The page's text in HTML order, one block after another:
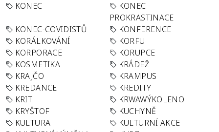
KONEC
KONEC
PROKRASTINACE
KONEC-COVIDISTŮ
KONFERENCE
KORÁLKOVÁNÍ
KORFU
KORPORACE
KORUPCE
KOSMETIKA
KRÁDEŽ
KRAJČO
KRAMPUS
KREDANCE
KREDITY
KRIT
KRWAWÝKOLENO
KRYŠTOF
KUCHYNĚ
KULTURA
KULTURNÍ AKCE